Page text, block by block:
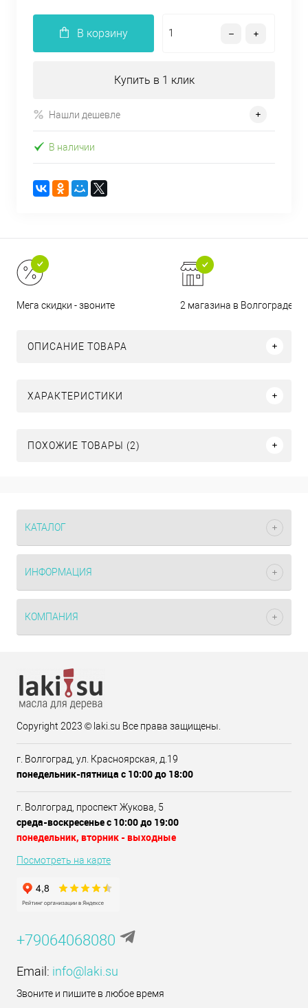
В корзину
Купить в 1 клик
Нашли дешевле
В наличии
Мега скидки - звоните 2 магазина в Волгограде
ОПИСАНИЕ ТОВАРА
ХАРАКТЕРИСТИКИ
ПОХОЖИЕ ТОВАРЫ (2)
КАТАЛОГ
ИНФОРМАЦИЯ
КОМПАНИЯ
Copyright 2023 © laki.su Все права защищены.
г. Волгоград, ул. Красноярская, д.19
понедельник-пятница с 10:00 до 18:00
г. Волгоград, проспект Жукова, 5
среда-воскресенье с 10:00 до 19:00
понедельник, вторник - выходные
Посмотреть на карте
+79064068080
Email: info@laki.su
Звоните и пишите в любое время